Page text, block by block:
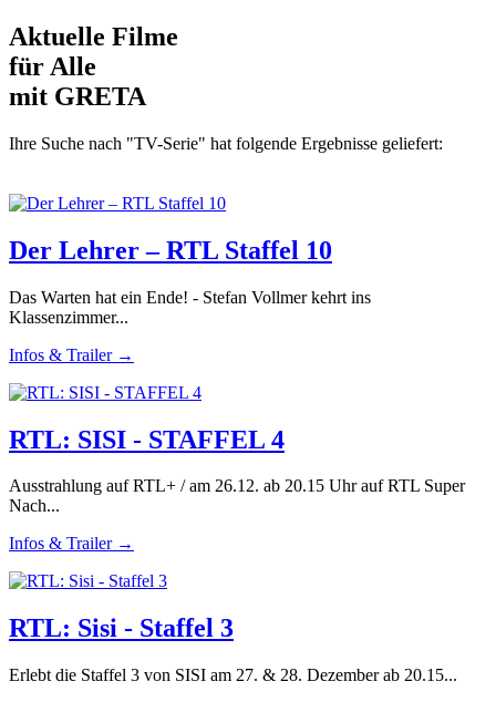
Aktuelle Filme
für Alle
mit GRETA
Ihre Suche nach "TV-Serie" hat folgende Ergebnisse geliefert:
Der Lehrer – RTL Staffel 10
Das Warten hat ein Ende! - Stefan Vollmer kehrt ins
Klassenzimmer...
Infos & Trailer →
RTL: SISI - STAFFEL 4
Ausstrahlung auf RTL+ / am 26.12. ab 20.15 Uhr auf RTL Super
Nach...
Infos & Trailer →
RTL: Sisi - Staffel 3
Erlebt die Staffel 3 von SISI am 27. & 28. Dezember ab 20.15...